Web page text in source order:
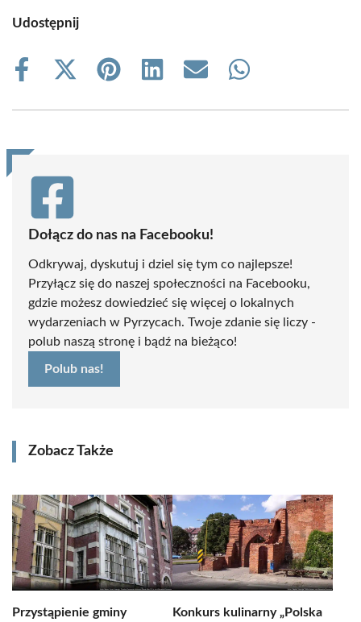
Udostępnij
Share
Share
(Twitter)
Share
Share
Share
Share
Dołącz do nas na Facebooku!
Odkrywaj, dyskutuj i dziel się tym co najlepsze!
Przyłącz się do naszej społeczności na Facebooku,
gdzie możesz dowiedzieć się więcej o lokalnych
wydarzeniach w Pyrzycach. Twoje zdanie się liczy -
polub naszą stronę i bądź na bieżąco!
Polub nas!
Zobacz Także
Przystąpienie gminy Konkurs kulinarny „Polska